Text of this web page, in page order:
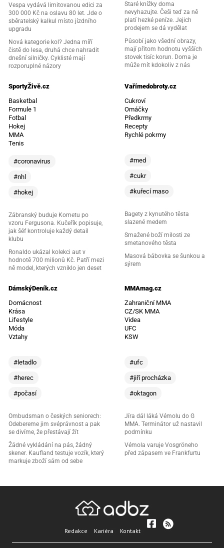
Vespa vydává limitovanou edici za
300 000 Kč na oslavu 80 let. Jde o
sběratelský kalkul místo jízdního
upgradu
Nová kategorie kol? Jedna míří
čistě do lesa, druhá chce nahradit
dnešní silničky. Cyklisté mají
rozporuplné názory
Staré knížky doma
nevyhazujte. Češi teď za ně
platí hezké peníze. Jejich
prodejem se dá vydělat
Působí jako všední obrazy,
mají přitom hodnotu vyšších
stovek tisíc korun. Doma je
může mít kdokoliv z nás
SportyŽivě.cz
Basketbal
Formule 1
Fotbal
Hokej
MMA
Tenis
#coronavirus
#nhl
#hokej
Zábranský buduje Kometu po
vzoru Fergusona. Kučeřík popisuje,
jak šéf kontroluje každý detail
klubu
Ronaldo ukázal kolekci aut v
hodnotě 700 milionů Kč. Patří mezi
ně model, kterých vzniklo jen deset
Vařímedobroty.cz
Cukroví
Omáčky
Předkrmy
Recepty
Rychlé pokrmy
#med
#cukr
#kuřecí maso
Bagety z kynutého těsta
slazené medem
Smažené boží milosti ze
smetanového těsta
Masová bábovka se šunkou a
sýrem
DámskýDeník.cz
Domácnost
Krása
Lifestyle
Móda
Vztahy
#letadlo
#herec
#počasí
Ombudsman o českých seniorech:
Odebereme jim svéprávnost a pak
se divíme, že přestávají žít
Žádné vykládání na pás, žádný
skener. Kaufland testuje vozík, který
markuje zboží sám od sebe
MMAmag.cz
Zahraniční MMA
CZ/SK MMA
Videa
UFC
KSW
#ufc
#jiří procházka
#oktagon
Jíra dál láká Vémolu do G
MMA. Terminátor už nastavil
podmínku
Vémola varuje Vosgröneho
před zápasem ve Frankfurtu
Redakce Kariéra Kontakt